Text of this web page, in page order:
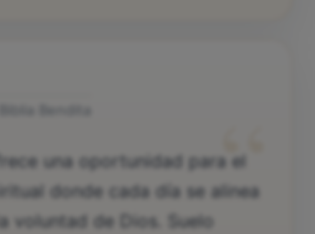
“
una oportunidad para el
donde cada día se alinea
voluntad de Dios. Suelo